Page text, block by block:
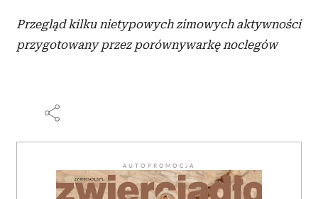
Przegląd kilku nietypowych zimowych aktywności
przygotowany przez porównywarkę noclegów
AUTOPROMOCJA